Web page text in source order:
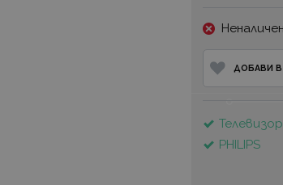
Неналичен
ДОБАВИ
PHILIPS